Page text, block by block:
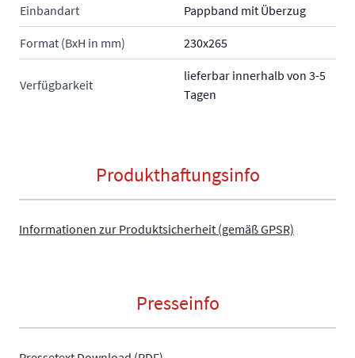
Einbandart Pappband mit Überzug
Format (BxH in mm) 230x265
Verfügbarkeit
lieferbar innerhalb von 3-5
Tagen
Produkthaftungsinfo
Informationen zur Produktsicherheit (gemäß GPSR)
Presseinfo